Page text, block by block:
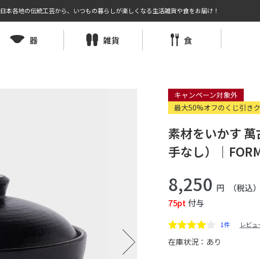
日本各地の伝統工芸から、いつもの暮らしが楽しくなる生活雑貨や食をお届け！
器 雑貨 食
キャンペーン対象外
最大50%オフのくじ引き
素材をいかす
手なし）｜
8,250 円
（税込）
75pt付与
1件 レビュ
在庫状況： あり